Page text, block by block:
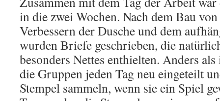
in die zwei Wochen. Nach dem Bau
Verbessern der Dusche und dem
wurden Briefe geschrieben, die
besonders Nettes enthielten. Anders
die Gruppen jeden Tag neu eingeteilt
Stempel sammeln, wenn sie ein Spiel